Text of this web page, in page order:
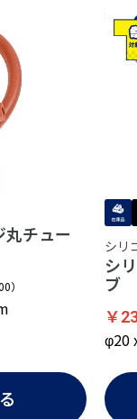
丸チュー
）
シリ
シ
ブ
￥
φ20